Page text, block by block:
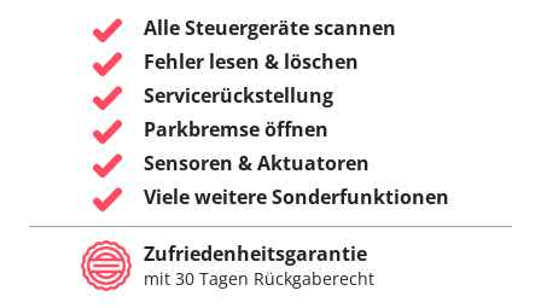
Alle Steuergeräte scannen
Fehler lesen & löschen
Servicerückstellung
Parkbremse öffnen
Sensoren & Aktuatoren
Viele weitere Sonderfunktionen
Zufriedenheitsgarantie
mit 30 Tagen Rückgaberecht